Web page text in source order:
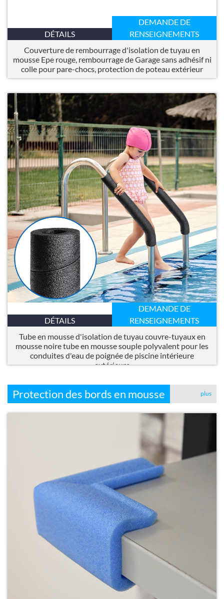
DÉTAILS
DEMANDE DE
RENSEIGNEMENTS
Couverture de rembourrage d'isolation de tuyau en
mousse Epe rouge, rembourrage de Garage sans adhésif ni
colle pour pare-chocs, protection de poteau extérieur
DÉTAILS
DEMANDE DE
RENSEIGNEMENTS
Tube en mousse d'isolation de tuyau couvre-tuyaux en
mousse noire tube en mousse souple polyvalent pour les
conduites d'eau de poignée de piscine intérieure
extérieure
Protection des bords en mousse plus